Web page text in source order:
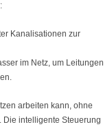
Kanalisationen zur
im Netz, um Leitungen
arbeiten kann, ohne
Die intelligente Steuerung